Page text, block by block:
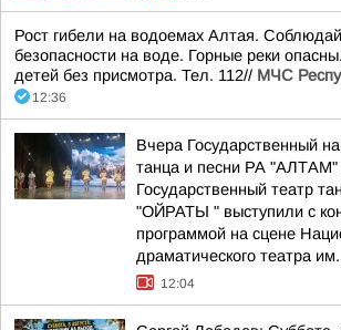
Рост гибели на водоемах Алтая.
безопасности на воде. Горные реки
детей без присмотра. Тел. 112// МЧС
12:36
Вчера Государственный
танца и песни РА "АЛТАМ"
Государственный театр
"ОЙРАТЫ " выступили с
программой на сцене
драматического театра
12:04